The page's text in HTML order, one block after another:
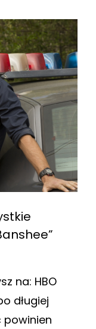
na: HBO
długiej
powinien